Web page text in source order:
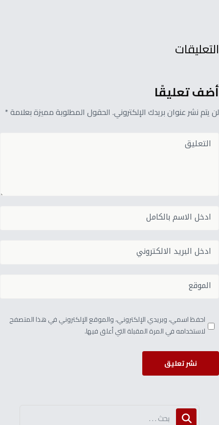
التعليقات
أضف تعليقًا
لن يتم نشر عنوان بريدك الإلكتروني. الحقول المطلوبة مميزة بعلامة *
احفظ اسمي، وبريدي الإلكتروني، والموقع الإلكتروني في هذا المتصفح
لاستخدامه في المرة المقبلة التي أعلق فيها.
نشر تعليق